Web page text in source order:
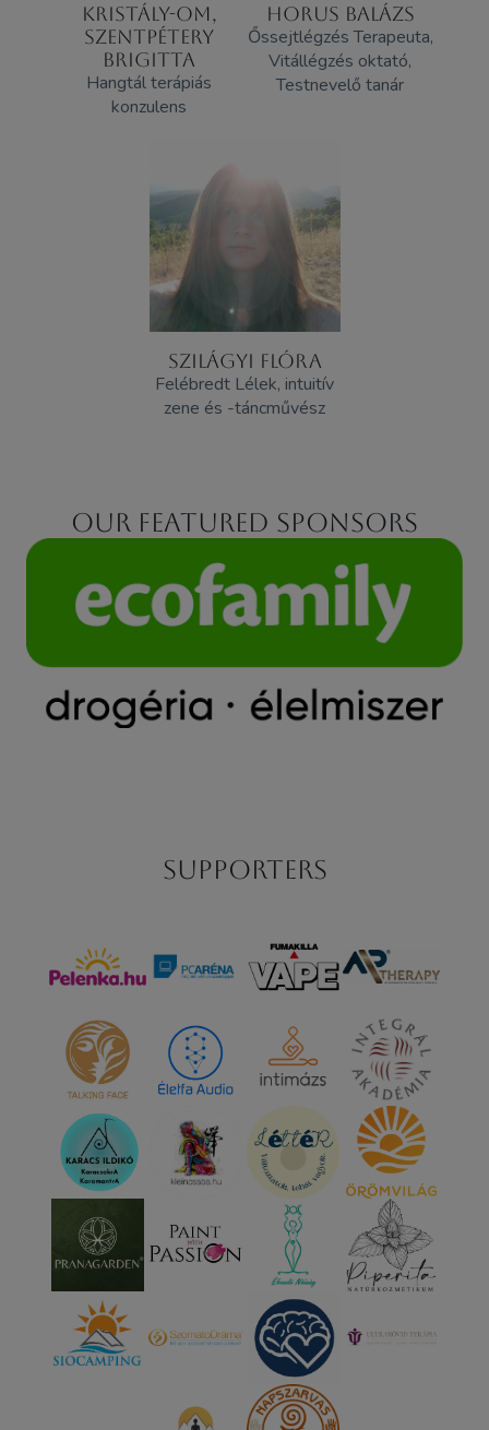
KRISTÁLY-OM,
SZENTPÉTERY
BRIGITTA
Hangtál terápiás
konzulens
HORUS BALÁZS
Őssejtlégzés Terapeuta,
Vitállégzés oktató,
Testnevelő tanár
SZILÁGYI FLÓRA
Felébredt Lélek, intuitív
zene és -táncművész
Our featured sponsors
Supporters